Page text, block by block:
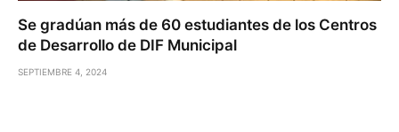
Se gradúan más de 60 estudiantes de los Centros
de Desarrollo de DIF Municipal
SEPTIEMBRE 4, 2024